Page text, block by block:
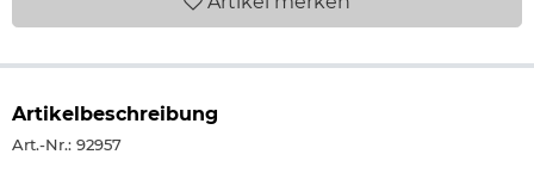
Artikelbeschreibung
Art.-Nr.: 92957